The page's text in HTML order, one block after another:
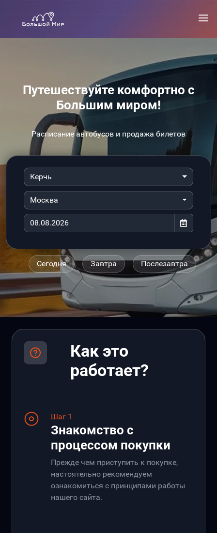
Путешествуйте комфортно с
Большим миром!
Расписание автобусов и продажа билетов
Керчь
Москва
Сегодня Завтра Послезавтра
Как это
работает?
Шаг 1
Знакомство с
процессом покупки
Прежде чем приступить к покупке,
настоятельно рекомендуем
ознакомиться с принципами работы
нашего сайта.